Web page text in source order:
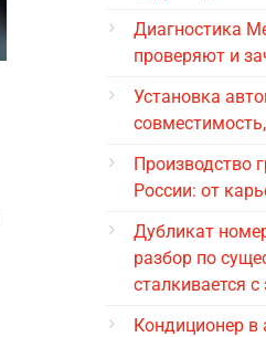
Диагностика
проверяют и
Установка
Производство
России: от
Дубликат
разбор по
сталкивается
Кондиционер в